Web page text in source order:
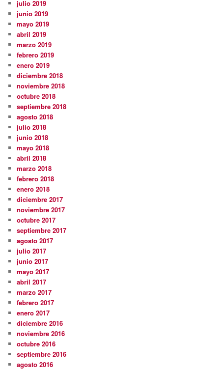
julio 2019
junio 2019
mayo 2019
abril 2019
marzo 2019
febrero 2019
enero 2019
diciembre 2018
noviembre 2018
octubre 2018
septiembre 2018
agosto 2018
julio 2018
junio 2018
mayo 2018
abril 2018
marzo 2018
febrero 2018
enero 2018
diciembre 2017
noviembre 2017
octubre 2017
septiembre 2017
agosto 2017
julio 2017
junio 2017
mayo 2017
abril 2017
marzo 2017
febrero 2017
enero 2017
diciembre 2016
noviembre 2016
octubre 2016
septiembre 2016
agosto 2016